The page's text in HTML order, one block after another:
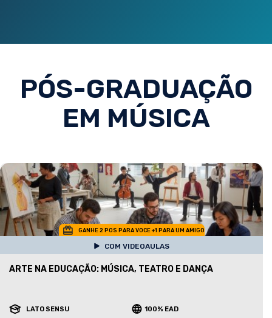
PÓS-GRADUAÇÃO
EM MÚSICA
GANHE 2 POS PARA VOCE +1 PARA UM AMIGO
COM VIDEOAULAS
ARTE NA EDUCAÇÃO: MÚSICA, TEATRO E DANÇA
LATO SENSU 100% EAD